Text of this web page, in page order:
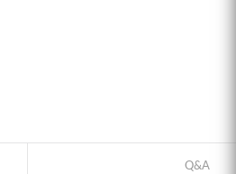
PAYCO 바로
Q&A